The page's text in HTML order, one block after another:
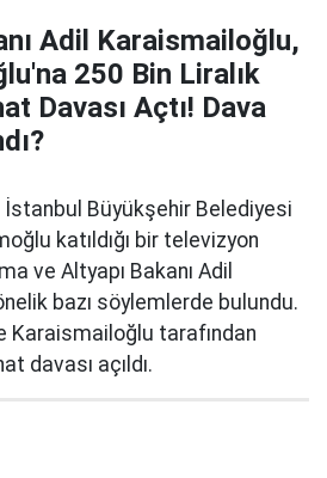
Adil Karaismailoğlu,
250 Bin Liralık
Davası Açtı! Dava
Büyükşehir Belediyesi
katıldığı bir televizyon
ve Altyapı Bakanı Adil
bazı söylemlerde bulundu.
Karaismailoğlu tarafından
davası açıldı.